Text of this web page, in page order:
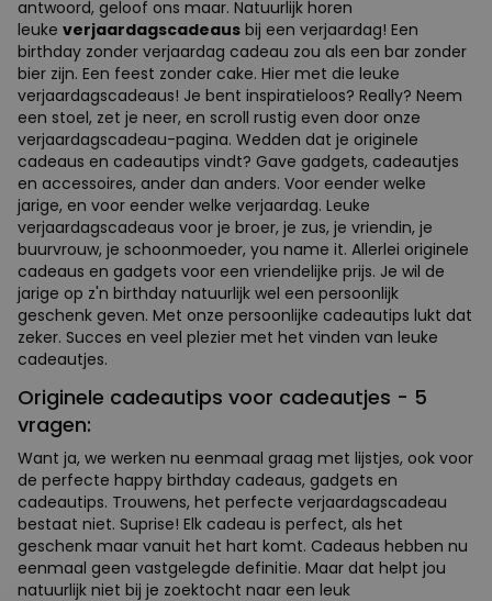
antwoord, geloof ons maar. Natuurlijk horen
leuke verjaardagscadeaus bij een verjaardag! Een
birthday zonder verjaardag cadeau zou als een bar zonder
bier zijn. Een feest zonder cake. Hier met die leuke
verjaardagscadeaus! Je bent inspiratieloos? Really? Neem
een stoel, zet je neer, en scroll rustig even door onze
verjaardagscadeau-pagina. Wedden dat je originele
cadeaus en cadeautips vindt? Gave gadgets, cadeautjes
en accessoires, ander dan anders. Voor eender welke
jarige, en voor eender welke verjaardag. Leuke
verjaardagscadeaus voor je broer, je zus, je vriendin, je
buurvrouw, je schoonmoeder, you name it. Allerlei originele
cadeaus en gadgets voor een vriendelijke prijs. Je wil de
jarige op z'n birthday natuurlijk wel een persoonlijk
geschenk geven. Met onze persoonlijke cadeautips lukt dat
zeker. Succes en veel plezier met het vinden van leuke
cadeautjes.
Originele cadeautips voor cadeautjes - 5
vragen:
Want ja, we werken nu eenmaal graag met lijstjes, ook voor
de perfecte happy birthday cadeaus, gadgets en
cadeautips. Trouwens, het perfecte verjaardagscadeau
bestaat niet. Suprise! Elk cadeau is perfect, als het
geschenk maar vanuit het hart komt. Cadeaus hebben nu
eenmaal geen vastgelegde definitie. Maar dat helpt jou
natuurlijk niet bij je zoektocht naar een leuk